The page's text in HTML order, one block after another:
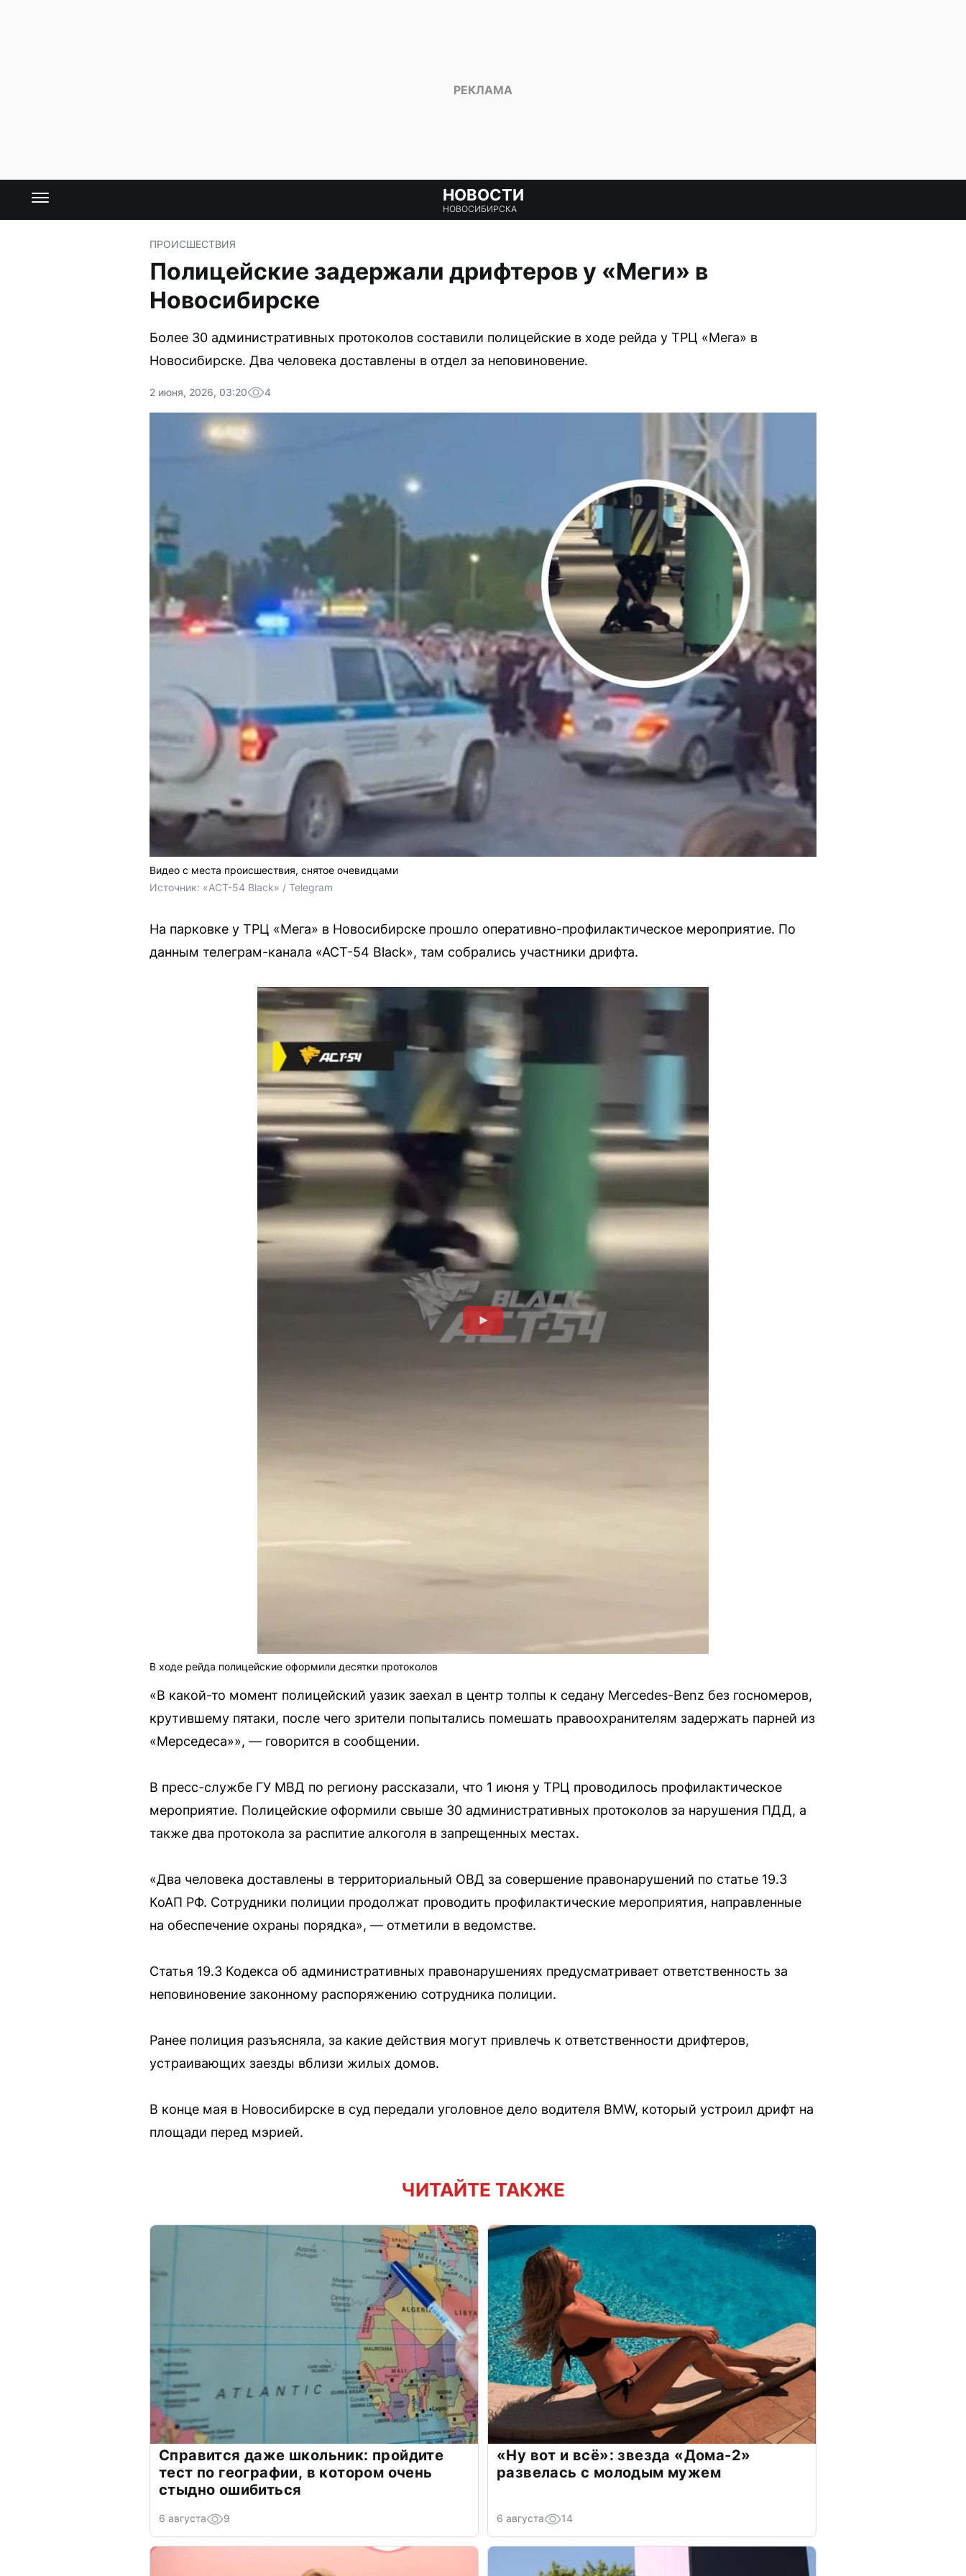
НОВОСТИ
НОВОСИБИРСКА
ПРОИСШЕСТВИЯ
Полицейские задержали дрифтеров у «Меги» в
Новосибирске
Более 30 административных протоколов составили полицейские в ходе рейда у ТРЦ «Мега» в
Новосибирске. Два человека доставлены в отдел за неповиновение.
2 июня, 2026, 03:20 4
Видео с места происшествия, снятое очевидцами
Источник: «АСТ-54 Black» / Telegram
На парковке у ТРЦ «Мега» в Новосибирске прошло оперативно-профилактическое мероприятие. По
данным телеграм-канала «АСТ-54 Black», там собрались участники дрифта.
В ходе рейда полицейские оформили десятки протоколов
«В какой-то момент полицейский уазик заехал в центр толпы к седану Mercedes-Benz без госномеров,
крутившему пятаки, после чего зрители попытались помешать правоохранителям задержать парней из
«Мерседеса»», — говорится в сообщении.
В пресс-службе ГУ МВД по региону рассказали, что 1 июня у ТРЦ проводилось профилактическое
мероприятие. Полицейские оформили свыше 30 административных протоколов за нарушения ПДД, а
также два протокола за распитие алкоголя в запрещенных местах.
«Два человека доставлены в территориальный ОВД за совершение правонарушений по статье 19.3
КоАП РФ. Сотрудники полиции продолжат проводить профилактические мероприятия, направленные
на обеспечение охраны порядка», — отметили в ведомстве.
Статья 19.3 Кодекса об административных правонарушениях предусматривает ответственность за
неповиновение законному распоряжению сотрудника полиции.
Ранее полиция разъясняла, за какие действия могут привлечь к ответственности дрифтеров,
устраивающих заезды вблизи жилых домов.
В конце мая в Новосибирске в суд передали уголовное дело водителя BMW, который устроил дрифт на
площади перед мэрией.
ЧИТАЙТЕ ТАКЖЕ
Справится даже школьник: пройдите
тест по географии, в котором очень
стыдно ошибиться
6 августа 9
«Ну вот и всё»: звезда «Дома-2»
развелась с молодым мужем
6 августа 14